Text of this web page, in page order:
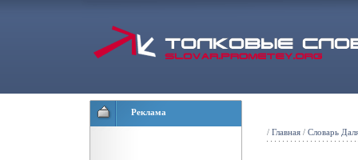
Реклама
/ Главная / Словарь